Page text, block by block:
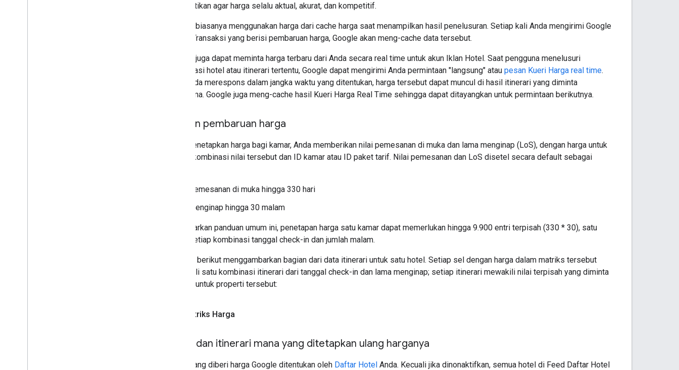
memastikan agar harga selalu aktual, akurat, dan kompetitif.
Google biasanya menggunakan harga dari cache harga saat menampilkan hasil penelusuran. Setiap kali Anda mengirimi Google
pesan Transaksi yang berisi pembaruan harga, Google akan meng-cache data tersebut.
Google juga dapat meminta harga terbaru dari Anda secara real time untuk akun Iklan Hotel. Saat pengguna menelusuri
kombinasi hotel atau itinerari tertentu, Google dapat mengirimi Anda permintaan "langsung" atau pesan Kueri Harga real time.
Jika Anda merespons dalam jangka waktu yang ditentukan, harga tersebut dapat muncul di hasil itinerari yang diminta
pengguna. Google juga meng-cache hasil Kueri Harga Real Time sehingga dapat ditayangkan untuk permintaan berikutnya.
Ukuran pembaruan harga
Saat menetapkan harga bagi kamar, Anda memberikan nilai pemesanan di muka dan lama menginap (LoS), dengan harga untuk
setiap kombinasi nilai tersebut dan ID kamar atau ID paket tarif. Nilai pemesanan dan LoS disetel secara default sebagai
Pemesanan di muka hingga 330 hari
Menginap hingga 30 malam
Berdasarkan panduan umum ini, penetapan harga satu kamar dapat memerlukan hingga 9.900 entri terpisah (330 * 30), satu
untuk setiap kombinasi tanggal check-in dan jumlah malam.
Matriks berikut menggambarkan bagian dari data itinerari untuk satu hotel. Setiap sel dengan harga dalam matriks tersebut
mewakili satu kombinasi itinerari dari tanggal check-in dan lama menginap; setiap itinerari mewakili nilai terpisah yang diminta
Google untuk properti tersebut:
Matriks Harga
Hotel dan itinerari mana yang ditetapkan ulang harganya
Hotel yang diberi harga Google ditentukan oleh Daftar Hotel Anda. Kecuali jika dinonaktifkan, semua hotel di Feed Daftar Hotel